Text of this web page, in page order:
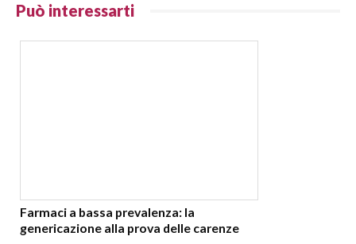
Può interessarti
Farmaci a bassa prevalenza: la
genericazione alla prova delle carenze